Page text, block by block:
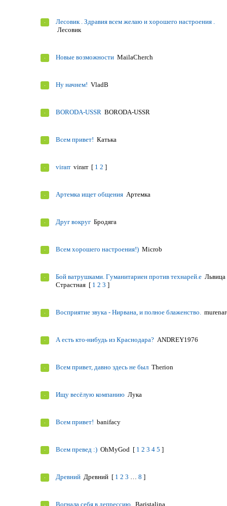
Лесовик . Здравия всем желаю и хорошего настроения .
Лесовик
Новые возможности MailaCherch
Ну начнем! VladB
BORODA-USSR BORODA-USSR
Всем привет! Катька
virarr virarr [ 1 2 ]
Артемка ищет общения Артемка
Друг вокруг Бродяга
Всем хорошего настроения!) Microb
Бой ватрушками. Гуманитариен против технарей.е Львица
Страстная [ 1 2 3 ]
Восприятие звука - Нирвана, и полное блаженство.
А есть кто-нибудь из Краснодара? ANDREY1976
Всем привет, давно здесь не был Therion
Ищу весёлую компанию Лука
Всем привет! banifacy
Всем превед :) OhMyGod [ 1 2 3 4 5 ]
Древний Древний [ 1 2 3 … 8 ]
Вогнала себя в депрессию. Baristalina